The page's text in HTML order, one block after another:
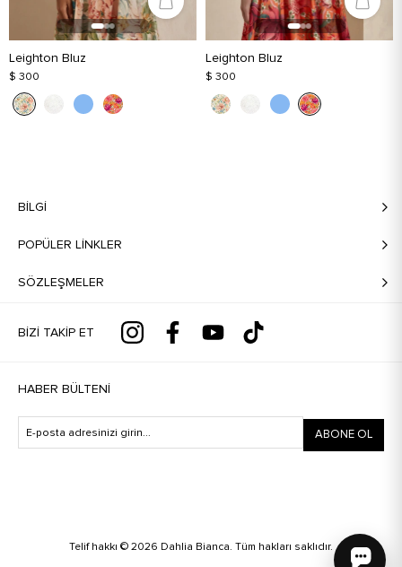
Leighton Bluz
$ 300
Leighton Bluz
$ 300
BILGI
POPÜLER LİNKLER
SÖZLEŞMELER
BIZI TAKIP ET
HABER BÜLTENI
ABONE OL
Telif hakkı © 2026 Dahlia Bianca. Tüm hakları saklıdır.